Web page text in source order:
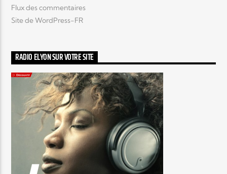
Flux des commentaires
Site de WordPress-FR
RADIO ELYON SUR VOTRE SITE